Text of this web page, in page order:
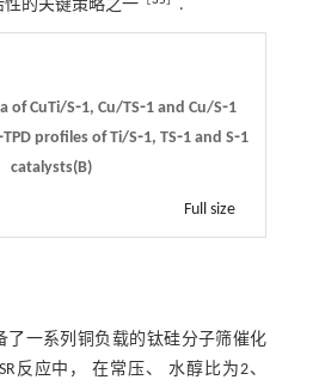
性的关键策略之一
.
of CuTi/S⁃1, Cu/TS⁃1 and Cu/S⁃1
profiles of Ti/S⁃1, TS⁃1 and S⁃1
catalysts(B)
Full size
了一系列铜负载的钛硅分子筛催化
反应中， 在常压、 水醇比为2、